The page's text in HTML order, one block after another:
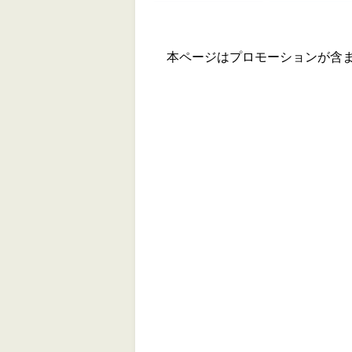
本ページはプロモーションが含